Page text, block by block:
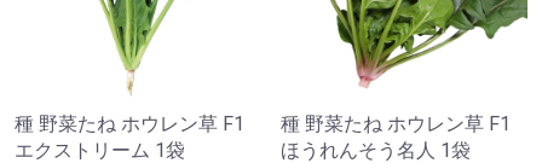
種 野菜たね ホウレン草 F1
エクストリーム 1袋
種 野菜たね ホウレン草 F1
ほうれんそう名人 1袋